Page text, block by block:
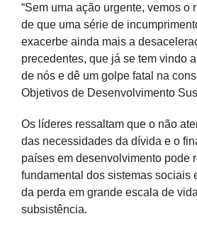
“Sem uma ação urgente, vemos o
de que uma série de
exacerbe ainda mais a
precedentes, que já se tem vindo
de nós e dê um golpe fatal na
Objetivos de Desenvolvimento
Os líderes ressaltam que o não
das necessidades da dívida e o
países em desenvolvimento pode
fundamental dos sistemas sociais
da perda em grande escala de
subsistência.